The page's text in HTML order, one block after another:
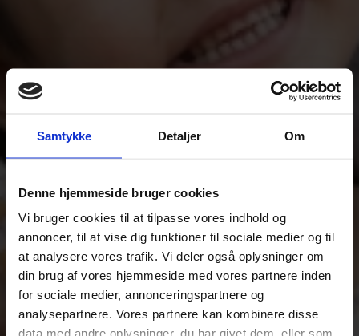
Samtykke Detaljer Om
Denne hjemmeside bruger cookies
Vi bruger cookies til at tilpasse vores indhold og
annoncer, til at vise dig funktioner til sociale medier og til
at analysere vores trafik. Vi deler også oplysninger om
din brug af vores hjemmeside med vores partnere inden
for sociale medier, annonceringspartnere og
analysepartnere. Vores partnere kan kombinere disse
data med andre oplysninger, du har givet dem, eller som